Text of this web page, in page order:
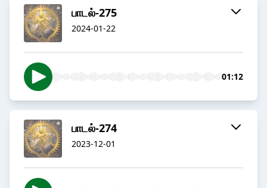
பாடல்-275
2024-01-22
01:12
பாடல்-274
2023-12-01